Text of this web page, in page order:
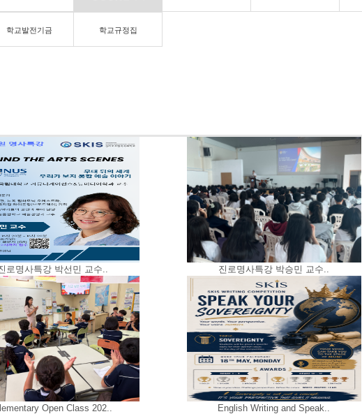
학교발전기금 학교규정집
로명사특강 박선민 교수.. 진로명사특강 박승민 교수..
Open Class 202.. English Writing and Speak..